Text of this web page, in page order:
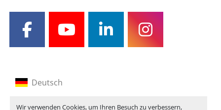
Wir verwenden Cookies, um Ihren Besuch zu verbessern,
facebookyoutubelinkedininstagram
Deutsch
Englisch